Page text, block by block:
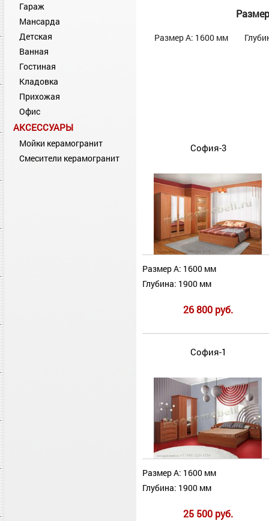
Гараж
Мансарда
Детская
Ванная
Гостиная
Кладовка
Прихожая
Офис
АКСЕССУАРЫ
Мойки керамогранит
Смесители керамогранит
Размер А: 1600 мм
София-3
Размер А: 1600 мм
Глубина: 1900 мм
26 800 руб.
София-1
Размер А: 1600 мм
Глубина: 1900 мм
25 500 руб.